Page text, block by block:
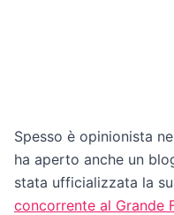
Spesso è opinionista
ha aperto anche un
stata ufficializzata la
concorrente al Grande